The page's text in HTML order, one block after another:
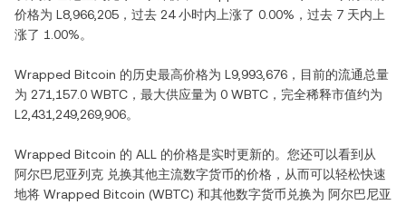
价格为 L8,966,205 ，过去 24 小时内 上涨了 0.00% ，过去 7 天内 上
涨了 1.00%。
Wrapped Bitcoin 的历史最高价格为 L9,993,676 ，目前的流通总量
为 271,157.0 WBTC ，最大供应量为 0 WBTC ，完全稀释市值约为
L2,431,249,269,906。
Wrapped Bitcoin 的 ALL
的价格是实时更新的。您还可以看到从
阿尔巴尼亚列克 兑换其他主流数字货币的价格，从而可以轻松快速
地将 Wrapped Bitcoin (WBTC) 和其他数字货币兑换为 阿尔巴尼亚